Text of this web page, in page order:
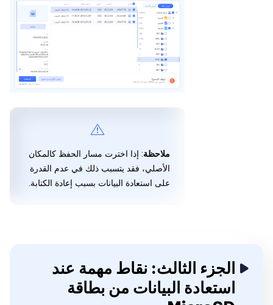
ملاحظة: إذا اخترت مسار الحفظ كالمكان
الأصلي، فقد يتسبب ذلك في عدم القدرة
على استعادة البيانات بسبب إعادة الكتابة.
الجزء الثالث: نقاط مهمة عند
استعادة البيانات من بطاقة